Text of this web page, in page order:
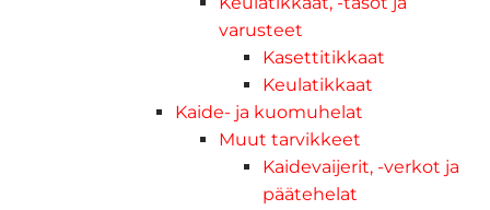
varusteet
Kasettitikkaat
Keulatikkaat
Kaide- ja kuomuhelat
Muut tarvikkeet
Kaidevaijerit, -verkot ja
päätehelat